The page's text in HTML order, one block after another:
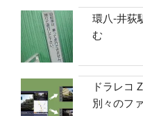
環八-井荻
む
ドラレコ
別々のフ